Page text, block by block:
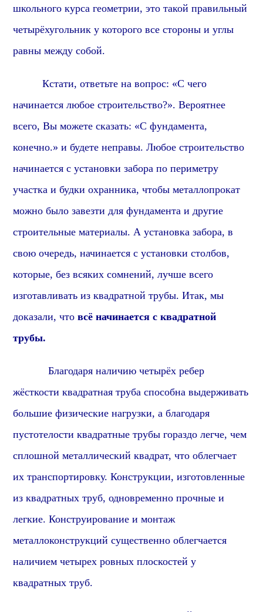
школьного курса геометрии, это такой правильный
четырёхугольник у которого все стороны и углы
равны между собой.
Кстати, ответьте на вопрос: «С чего
начинается любое строительство?». Вероятнее
всего, Вы можете сказать: «С фундамента,
конечно.» и будете неправы. Любое строительство
начинается с установки забора по периметру
участка и будки охранника, чтобы металлопрокат
можно было завезти для фундамента и другие
строительные материалы. А установка забора, в
свою очередь, начинается с установки столбов,
которые,без всяких сомнений, лучше всего
изготавливать из квадратной трубы. Итак, мы
доказали, чтовсё начинается с квадратной
трубы.
Благодаря наличию четырёх ребер
жёсткости квадратная труба способна выдерживать
большие физические нагрузки, а благодаря
пустотелости квадратные трубы гораздо легче, чем
сплошной металлический квадрат, что облегчает
их транспортировку. Конструкции, изготовленные
из квадратных труб, одновременно прочные и
легкие. Конструирование и монтаж
металлоконструкций существенно облегчается
наличием четырех ровных плоскостей у
квадратных труб.